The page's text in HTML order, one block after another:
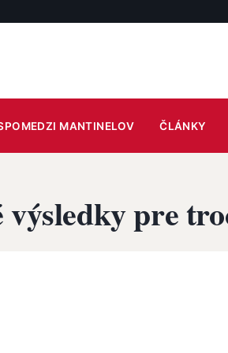
MANTINELOV ČLÁNKY
pre